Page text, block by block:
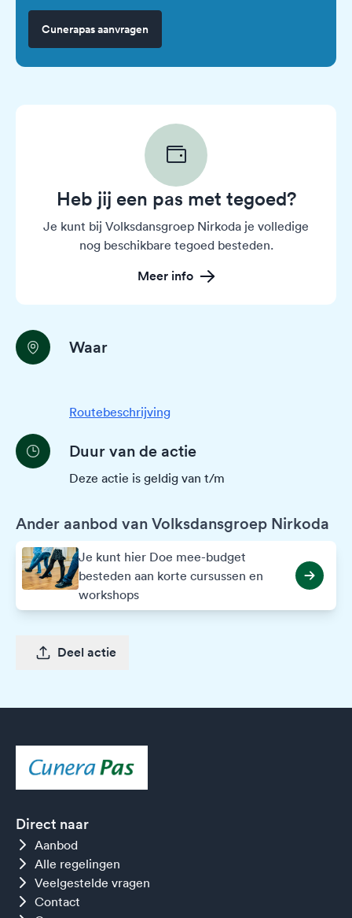
Cunerapas aanvragen
Heb jij een pas met tegoed?
Je kunt bij Volksdansgroep Nirkoda je volledige
nog beschikbare tegoed besteden.
Meer info
Waar
Routebeschrijving
Duur van de actie
Deze actie is geldig van t/m
Ander aanbod van Volksdansgroep Nirkoda
Je kunt hier Doe mee-budget
besteden aan korte cursussen en
workshops
Deel actie
Direct naar
Aanbod
Alle regelingen
Veelgestelde vragen
Contact